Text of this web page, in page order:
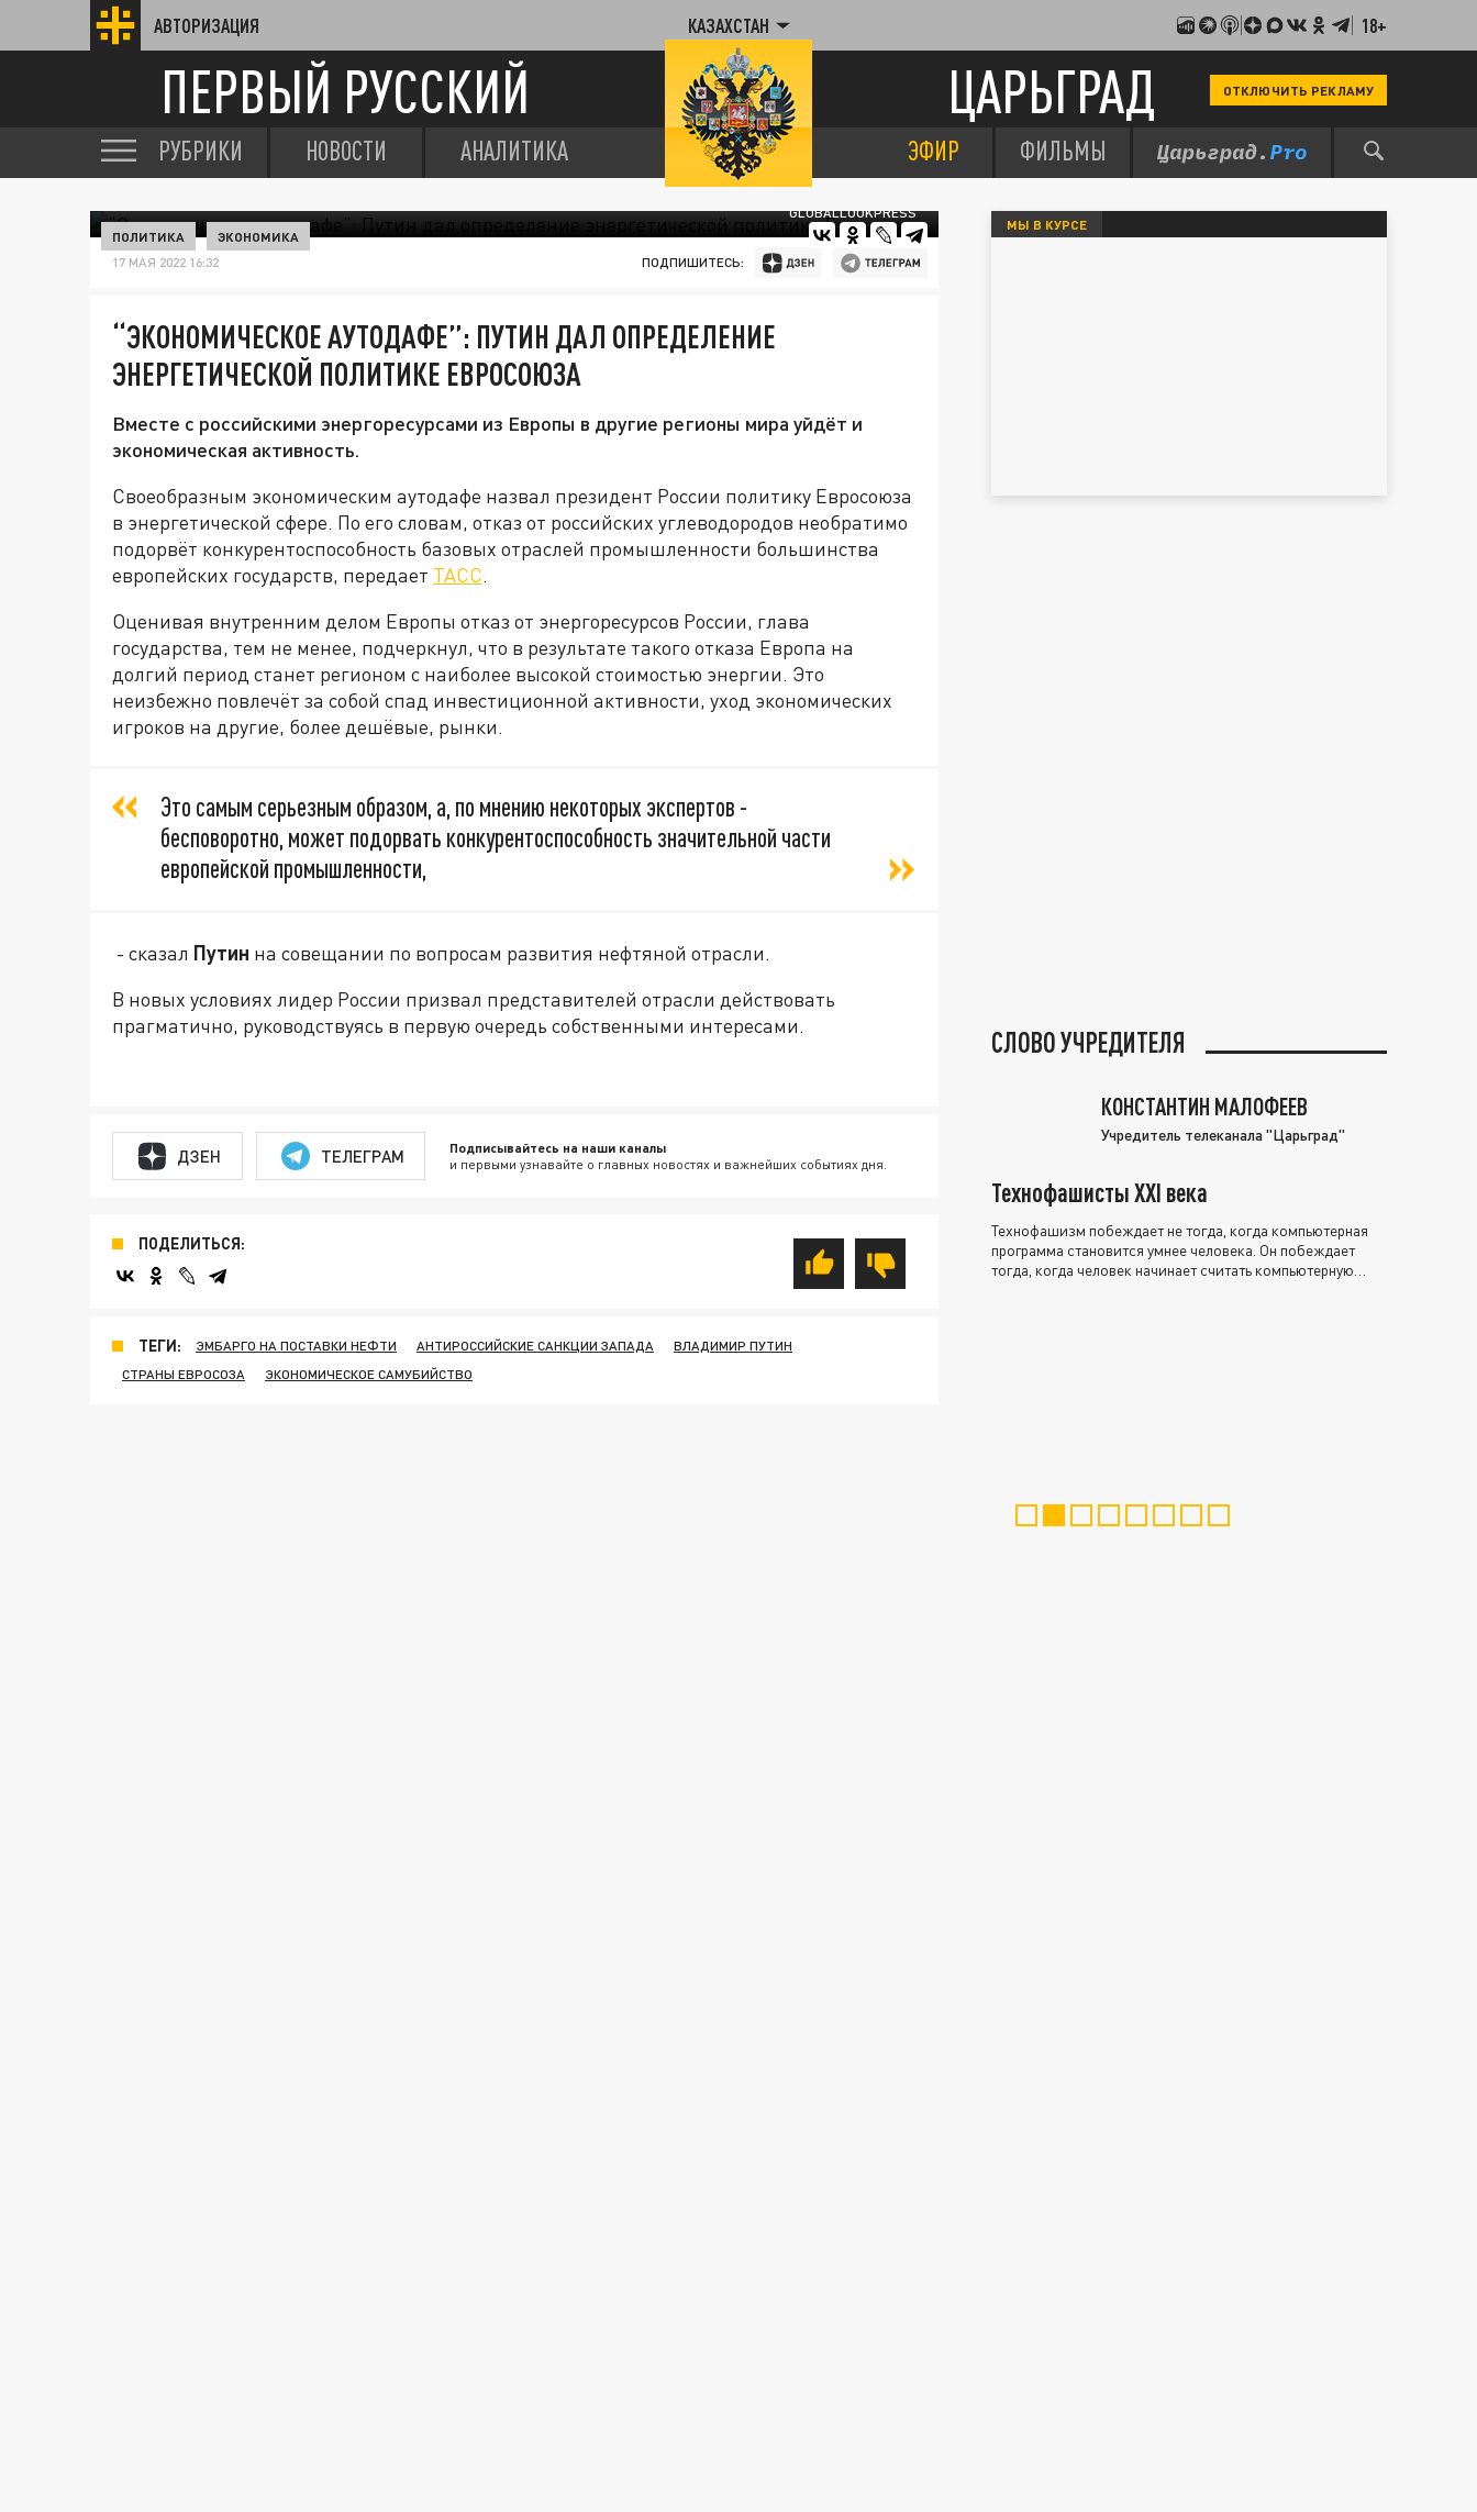
АВТОРИЗАЦИЯ КАЗАХСТАН 18+
ПЕРВЫЙ РУССКИЙ ЦАРЬГРАД ОТКЛЮЧИТЬ РЕКЛАМУ
РУБРИКИ НОВОСТИ АНАЛИТИКА ЭФИР ФИЛЬМЫ
GLOBALLOOKPRESS
ПОЛИТИКА ЭКОНОМИКА
17 МАЯ 2022 16:32 ПОДПИШИТЕСЬ:
“ЭКОНОМИЧЕСКОЕ АУТОДАФЕ”: ПУТИН ДАЛ ОПРЕДЕЛЕНИЕ
ЭНЕРГЕТИЧЕСКОЙ ПОЛИТИКЕ ЕВРОСОЮЗА
Вместе с российскими энергоресурсами из Европы в другие регионы мира уйдёт и
экономическая активность.
Своеобразным экономическим аутодафе назвал президент России политику Евросоюза
в энергетической сфере. По его словам, отказ от российских углеводородов необратимо
подорвёт конкурентоспособность базовых отраслей промышленности большинства
европейских государств, передает ТАСС.
Оценивая внутренним делом Европы отказ от энергоресурсов России, глава
государства, тем не менее, подчеркнул, что в результате такого отказа Европа на
долгий период станет регионом с наиболее высокой стоимостью энергии. Это
неизбежно повлечёт за собой спад инвестиционной активности, уход экономических
игроков на другие, более дешёвые, рынки.
Это самым серьезным образом, а, по мнению некоторых экспертов -
бесповоротно, может подорвать конкурентоспособность значительной части
европейской промышленности,
- сказал Путин на совещании по вопросам развития нефтяной отрасли.
В новых условиях лидер России призвал представителей отрасли действовать
прагматично, руководствуясь в первую очередь собственными интересами.
ДЗЕН ТЕЛЕГРАМ Подписывайтесь на наши каналы
и первыми узнавайте о главных новостях и важнейших событиях дня.
ПОДЕЛИТЬСЯ:
ТЕГИ: ЭМБАРГО НА ПОСТАВКИ НЕФТИ АНТИРОССИЙСКИЕ САНКЦИИ ЗАПАДА
ВЛАДИМИР ПУТИН
СТРАНЫ ЕВРОСОЗА
ЭКОНОМИЧЕСКОЕ САМУБИЙСТВО
МЫ В КУРСЕ
СЛОВО УЧРЕДИТЕЛЯ
КОНСТАНТИН МАЛОФЕЕВ
Учредитель телеканала "Царьград"
Технофашисты XXI века
Технофашизм побеждает не тогда, когда компьютерная
программа становится умнее человека. Он побеждает
тогда, когда человек начинает считать компьютерную